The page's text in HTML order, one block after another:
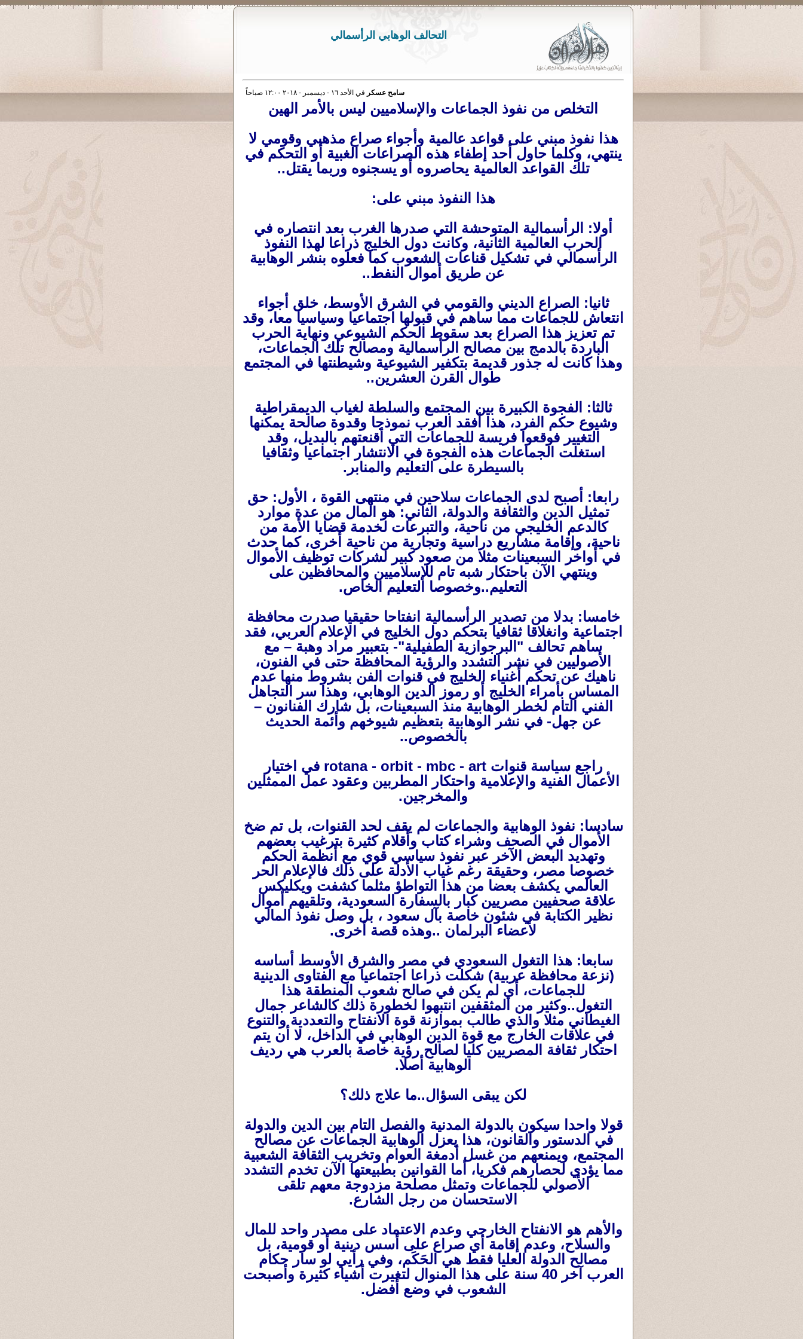
التحالف الوهابي الرأسمالي
سامح عسكر في الأحد ١٦ - ديسمبر - ٢٠١٨ ١٢:٠٠ صباحاً
التخلص من نفوذ الجماعات والإسلاميين ليس بالأمر الهين
هذا نفوذ مبني على قواعد عالمية وأجواء صراع مذهبي وقومي لا
ينتهي، وكلما حاول أحد إطفاء هذه الصراعات الغبية أو التحكم في
تلك القواعد العالمية يحاصروه أو يسجنوه وربما يقتل..
هذا النفوذ مبني على:
أولا: الرأسمالية المتوحشة التي صدرها الغرب بعد انتصاره في
الحرب العالمية الثانية، وكانت دول الخليج ذراعا لهذا النفوذ
الرأسمالي في تشكيل قناعات الشعوب كما فعلوه بنشر الوهابية
عن طريق أموال النفط..
ثانيا: الصراع الديني والقومي في الشرق الأوسط، خلق أجواء
انتعاش للجماعات مما ساهم في قبولها اجتماعيا وسياسيا معا، وقد
تم تعزيز هذا الصراع بعد سقوط الحكم الشيوعي ونهاية الحرب
الباردة بالدمج بين مصالح الرأسمالية ومصالح تلك الجماعات،
وهذا كانت له جذور قديمة بتكفير الشيوعية وشيطنتها في المجتمع
طوال القرن العشرين..
ثالثا: الفجوة الكبيرة بين المجتمع والسلطة لغياب الديمقراطية
وشيوع حكم الفرد، هذا أفقد العرب نموذجا وقدوة صالحة يمكنها
التغيير فوقعوا فريسة للجماعات التي أقنعتهم بالبديل، وقد
استغلت الجماعات هذه الفجوة في الانتشار اجتماعيا وثقافيا
بالسيطرة على التعليم والمنابر.
رابعا: أصبح لدى الجماعات سلاحين في منتهى القوة ، الأول: حق
تمثيل الدين والثقافة والدولة، الثاني: هو المال من عدة موارد
كالدعم الخليجي من ناحية، والتبرعات لخدمة قضايا الأمة من
ناحية، وإقامة مشاريع دراسية وتجارية من ناحية أخرى، كما حدث
في أواخر السبعينات مثلا من صعود كبير لشركات توظيف الأموال
وينتهي الآن باحتكار شبه تام للإسلاميين والمحافظين على
التعليم..وخصوصا التعليم الخاص.
خامسا: بدلا من تصدير الرأسمالية انفتاحا حقيقيا صدرت محافظة
اجتماعية وانغلاقا ثقافيا بتحكم دول الخليج في الإعلام العربي، فقد
ساهم تحالف "البرجوازية الطفيلية"- بتعبير مراد وهبة – مع
الأصوليين في نشر التشدد والرؤية المحافظة حتى في الفنون،
ناهيك عن تحكم أغنياء الخليج في قنوات الفن بشروط منها عدم
المساس بأمراء الخليج أو رموز الدين الوهابي، وهذا سر التجاهل
الفني التام لخطر الوهابية منذ السبعينات، بل شارك الفنانون –
عن جهل- في نشر الوهابية بتعظيم شيوخهم وأئمة الحديث
بالخصوص..
راجع سياسة قنوات rotana - orbit - mbc - art في اختيار
الأعمال الفنية والإعلامية واحتكار المطربين وعقود عمل الممثلين
والمخرجين.
سادسا: نفوذ الوهابية والجماعات لم يقف لحد القنوات، بل تم ضخ
الأموال في الصحف وشراء كتاب وأقلام كثيرة بترغيب بعضهم
وتهديد البعض الآخر عبر نفوذ سياسي قوي مع أنظمة الحكم
خصوصا مصر، وحقيقة رغم غياب الأدلة على ذلك فالإعلام الحر
العالمي يكشف بعضا من هذا التواطؤ مثلما كشفت ويكليكس
علاقة صحفيين مصريين كبار بالسفارة السعودية، وتلقيهم أموال
نظير الكتابة في شئون خاصة بآل سعود ، بل وصل نفوذ المالي
لأعضاء البرلمان ..وهذه قصة أخرى.
سابعا: هذا التغول السعودي في مصر والشرق الأوسط أساسه
(نزعة محافظة عربية) شكلت ذراعا اجتماعيا مع الفتاوى الدينية
للجماعات، أي لم يكن في صالح شعوب المنطقة هذا
التغول..وكثير من المثقفين انتبهوا لخطورة ذلك كالشاعر جمال
الغيطاني مثلا والذي طالب بموازنة قوة الانفتاح والتعددية والتنوع
في علاقات الخارج مع قوة الدين الوهابي في الداخل، لا أن يتم
احتكار ثقافة المصريين كليا لصالح رؤية خاصة بالعرب هي رديف
الوهابية أصلا.
لكن يبقى السؤال..ما علاج ذلك؟
قولا واحدا سيكون بالدولة المدنية والفصل التام بين الدين والدولة
في الدستور والقانون، هذا يعزل الوهابية الجماعات عن مصالح
المجتمع، ويمنعهم من غسل أدمغة العوام وتخريب الثقافة الشعبية
مما يؤدي لحصارهم فكريا، أما القوانين بطبيعتها الآن تخدم التشدد
الأصولي للجماعات وتمثل مصلحة مزدوجة معهم تلقى
الاستحسان من رجل الشارع.
والأهم هو الانفتاح الخارجي وعدم الاعتماد على مصدر واحد للمال
والسلاح، وعدم إقامة أي صراع على أسس دينية أو قومية، بل
مصالح الدولة العليا فقط هي الحَكَم، وفي رأيي لو سار حكام
العرب آخر 40 سنة على هذا المنوال لتغيرت أشياء كثيرة وأصبحت
الشعوب في وضع أفضل.